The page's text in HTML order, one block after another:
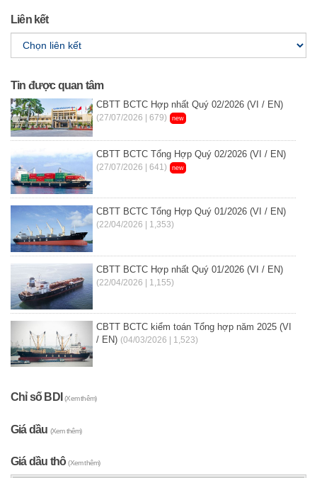
Liên kết
Tin được quan tâm
CBTT BCTC Hợp nhất Quý 02/2026 (VI / EN)
(27/07/2026 | 679) new
CBTT BCTC Tổng Hợp Quý 02/2026 (VI / EN)
(27/07/2026 | 641) new
CBTT BCTC Tổng Hợp Quý 01/2026 (VI / EN)
(22/04/2026 | 1,353)
CBTT BCTC Hợp nhất Quý 01/2026 (VI / EN)
(22/04/2026 | 1,155)
CBTT BCTC kiểm toán Tổng hợp năm 2025 (VI
/ EN) (04/03/2026 | 1,523)
Chỉ số BDI(Xem thêm)
Giá dầu (Xem thêm)
Giá dầu thô(Xem thêm)